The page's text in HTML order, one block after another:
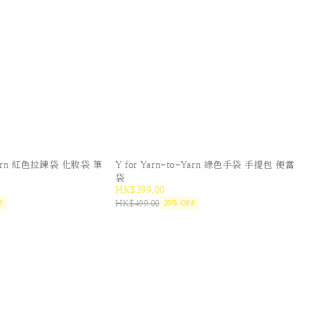
紅色拉鍊袋 化妝袋 筆
Y for Yarn-to-Yarn 綠色手袋 手提包 便當
袋
HK$399.00
HK$499.00 20% OFF